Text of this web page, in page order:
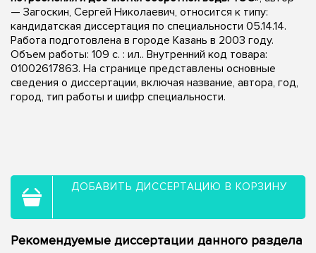
— Загоскин, Сергей Николаевич, относится к типу:
кандидатская диссертация по специальности 05.14.14.
Работа подготовлена в городе Казань в 2003 году.
Объем работы: 109 с. : ил.. Внутренний код товара:
01002617863. На странице представлены основные
сведения о диссертации, включая название, автора, год,
город, тип работы и шифр специальности.
ДОБАВИТЬ ДИССЕРТАЦИЮ В КОРЗИНУ
Рекомендуемые диссертации данного раздела